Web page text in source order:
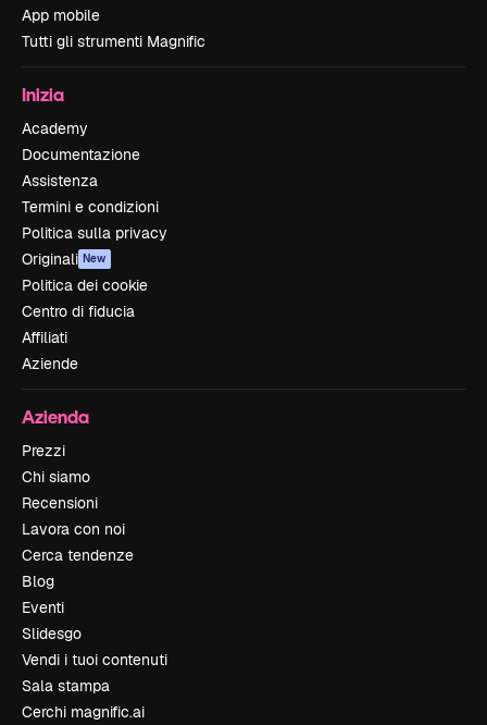
App mobile
Tutti gli strumenti Magnific
Inizia
Academy
Documentazione
Assistenza
Termini e condizioni
Politica sulla privacy
Originali New
Politica dei cookie
Centro di fiducia
Affiliati
Aziende
Azienda
Prezzi
Chi siamo
Recensioni
Lavora con noi
Cerca tendenze
Blog
Eventi
Slidesgo
Vendi i tuoi contenuti
Sala stampa
Cerchi magnific.ai